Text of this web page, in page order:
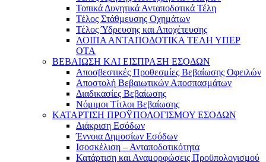
Τοπικά Δυνητικά Ανταποδοτικά Τέλη
Τέλος Στάθμευσης Οχημάτων
Τέλος Ύδρευσης και Αποχέτευσης
ΛΟΙΠΑ ΑΝΤΑΠΟΔΟΤΙΚΑ ΤΕΛΗ ΥΠΕΡ
ΟΤΑ
ΒΕΒΑΙΩΣΗ ΚΑΙ ΕΙΣΠΡΑΞΗ ΕΣΟΔΩΝ
Αποσβεστικές Προθεσμίες Βεβαίωσης Οφειλών
Αποστολή Βεβαιωτικών Αποσπασμάτων
Διαδικασίες Βεβαίωσης
Νόμιμοι Τίτλοι Βεβαίωσης
ΚΑΤΑΡΤΙΣΗ ΠΡΟΫΠΟΛΟΓΙΣΜΟΥ ΕΣΟΔΩΝ
Διάκριση Εσόδων
Έννοια Δημοσίων Εσόδων
Ισοσκέλιση – Ανταποδοτικότητα
Κατάρτιση και Αναμορφώσεις Προϋπολογισμού